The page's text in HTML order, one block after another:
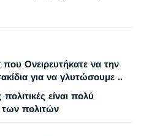
Ονειρευτήκατε να την
για να γλυτώσουμε ..
είναι πολύ
των πολιτών